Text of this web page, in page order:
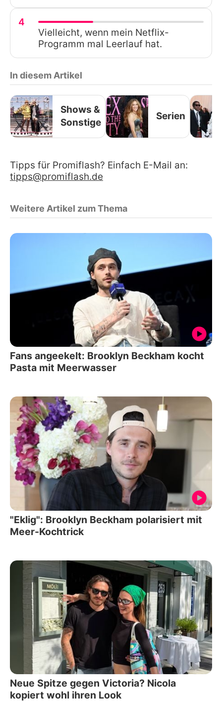
4
Vielleicht, wenn mein Netflix-
Programm mal Leerlauf hat.
In diesem Artikel
Shows &
Sonstige
Serien
Tipps für Promiflash? Einfach E-Mail an:
tipps@promiflash.de
Weitere Artikel zum Thema
Fans angeekelt: Brooklyn Beckham kocht
Pasta mit Meerwasser
"Eklig": Brooklyn Beckham polarisiert mit
Meer-Kochtrick
Neue Spitze gegen Victoria? Nicola
kopiert wohl ihren Look